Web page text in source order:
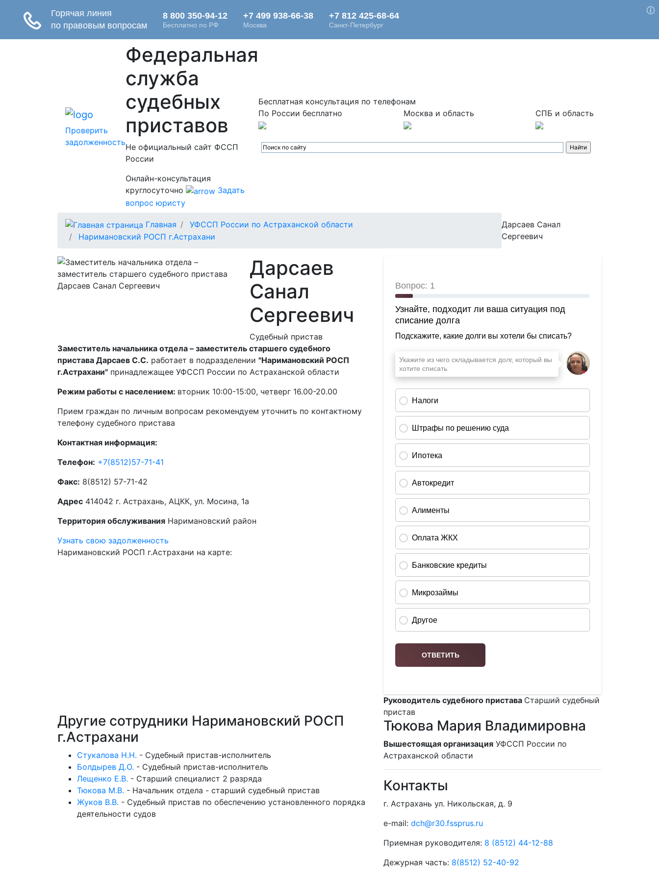
Проверить
задолженность
Федеральная
служба
судебных
приставов
Не официальный сайт ФССП
России
Онлайн-консультация
круглосуточно
Задать
вопрос юристу
Бесплатная консультация по телефонам
По России бесплатно
Москва и область СПБ и область
Главная
УФССП России по Астраханской области
Наримановский РОСП г.Астрахани
Дарсаев Санал
Сергеевич
Дарсаев
Санал
Сергеевич
Судебный пристав
Заместитель начальника отдела – заместитель старшего судебного
пристава Дарсаев С.С. работает в подразделении "Наримановский РОСП
г.Астрахани" принадлежащее УФССП России по Астраханской области
Режим работы с населением: вторник 10:00-15:00, четверг 16.00-20.00
Прием граждан по личным вопросам рекомендуем уточнить по контактному
телефону судебного пристава
Контактная информация:
Телефон: +7(8512)57-71-41
Факс: 8(8512) 57-71-42
Адрес 414042 г. Астрахань, АЦКК, ул. Мосина, 1а
Территория обслуживания Наримановский район
Узнать свою задолженность
Наримановский РОСП г.Астрахани на карте:
Другие сотрудники Наримановский РОСП
г.Астрахани
Стукалова Н.Н. - Судебный пристав-исполнитель
Болдырев Д.О. - Судебный пристав-исполнитель
Лещенко Е.В. - Старший специалист 2 разряда
Тюкова М.В. - Начальник отдела - старший судебный пристав
Жуков В.В. - Судебный пристав по обеспечению установленного порядка
деятельности судов
Руководитель судебного пристава Старший судебный
пристав
Тюкова Мария Владимировна
Вышестоящая организация УФССП России по
Астраханской области
Контакты
г. Астрахань ул. Никольская, д. 9
e-mail: dch@r30.fssprus.ru
Приемная руководителя: 8 (8512) 44-12-88
Дежурная часть: 8(8512) 52-40-92